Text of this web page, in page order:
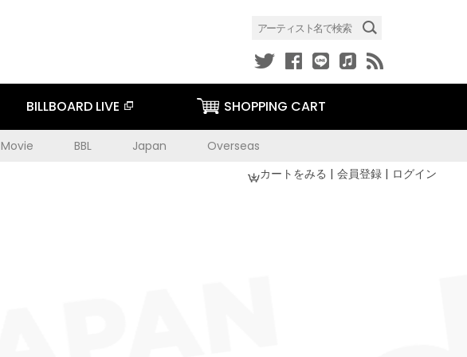
BILLBOARD LIVE SHOPPING CART
Movie BBL Japan
Overseas
カートをみる | 会員登録 | ログイン